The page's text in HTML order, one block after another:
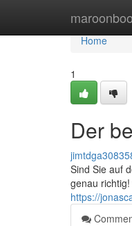
Home
Home
1
Der
Sind Sie auf
genau
https://